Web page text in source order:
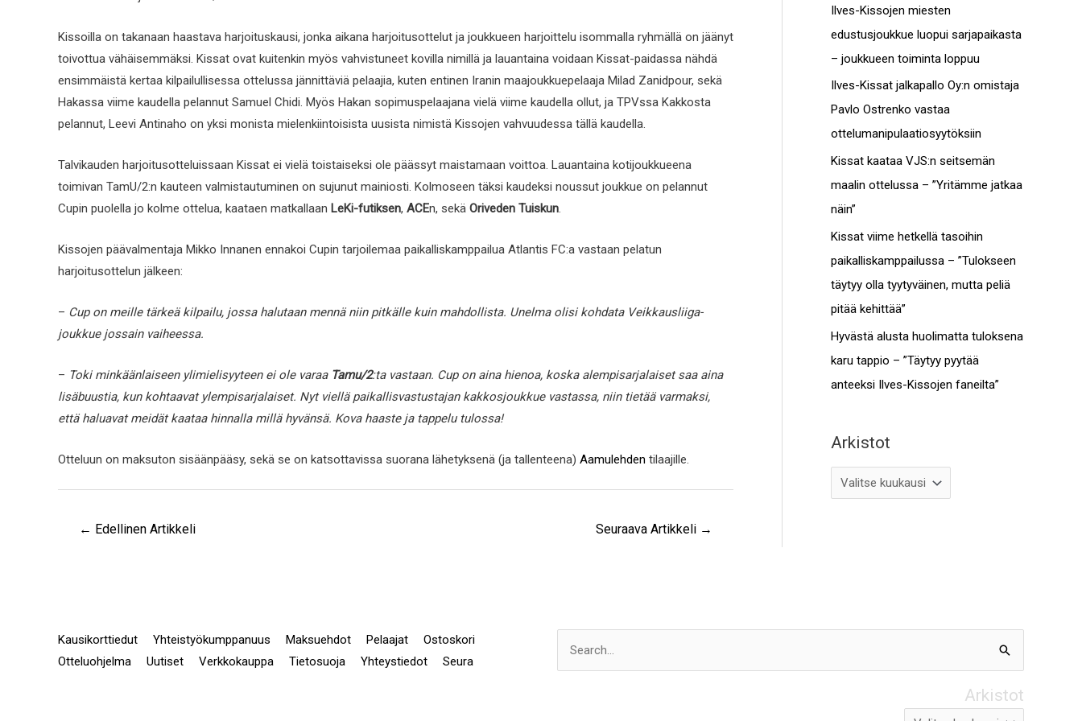
Kissoilla on takanaan haastava harjoituskausi, jonka aikana harjoitusottelut ja joukkueen harjoittelu isommalla ryhmällä on jäänyt
toivottua vähäisemmäksi. Kissat ovat kuitenkin myös vahvistuneet kovilla nimillä ja lauantaina voidaan Kissat-paidassa nähdä
ensimmäistä kertaa kilpailullisessa ottelussa jännittäviä pelaajia, kuten entinen Iranin maajoukkuepelaaja Milad Zanidpour, sekä
Hakassa viime kaudella pelannut Samuel Chidi. Myös Hakan sopimuspelaajana vielä viime kaudella ollut, ja TPVssa Kakkosta
pelannut, Leevi Antinaho on yksi monista mielenkiintoisista uusista nimistä Kissojen vahvuudessa tällä kaudella.
Talvikauden harjoitusotteluissaan Kissat ei vielä toistaiseksi ole päässyt maistamaan voittoa. Lauantaina kotijoukkueena
toimivan TamU/2:n kauteen valmistautuminen on sujunut mainiosti. Kolmoseen täksi kaudeksi noussut joukkue on pelannut
Cupin puolella jo kolme ottelua, kaataen matkallaan LeKi-futiksen, ACEn, sekä Oriveden Tuiskun.
Kissojen päävalmentaja Mikko Innanen ennakoi Cupin tarjoilemaa paikalliskamppailua Atlantis FC:a vastaan pelatun
harjoitusottelun jälkeen:
– Cup on meille tärkeä kilpailu, jossa halutaan mennä niin pitkälle kuin mahdollista. Unelma olisi kohdata Veikkausliiga-
joukkue jossain vaiheessa.
– Toki minkäänlaiseen ylimielisyyteen ei ole varaa Tamu/2:ta vastaan. Cup on aina hienoa, koska alempisarjalaiset saa aina
lisäbuustia, kun kohtaavat ylempisarjalaiset. Nyt viellä paikallisvastustajan kakkosjoukkue vastassa, niin tietää varmaksi,
että haluavat meidät kaataa hinnalla millä hyvänsä. Kova haaste ja tappelu tulossa!
Otteluun on maksuton sisäänpääsy, sekä se on katsottavissa suorana lähetyksenä (ja tallenteena) Aamulehden tilaajille.
← Edellinen Artikkeli Seuraava Artikkeli →
c
h
f
o
r
Ilves-Kissojen miesten
edustusjoukkue luopui sarjapaikasta
– joukkueen toiminta loppuu
Ilves-Kissat jalkapallo Oy:n omistaja
Pavlo Ostrenko vastaa
ottelumanipulaatiosyytöksiin
Kissat kaataa VJS:n seitsemän
maalin ottelussa – ”Yritämme jatkaa
näin”
Kissat viime hetkellä tasoihin
paikalliskamppailussa – ”Tulokseen
täytyy olla tyytyväinen, mutta peliä
pitää kehittää”
Hyvästä alusta huolimatta tuloksena
karu tappio – ”Täytyy pyytää
anteeksi Ilves-Kissojen faneilta”
Arkistot
t
o
Kausikorttiedut Yhteistyökumppanuus Maksuehdot Pelaajat
Ostoskori
Otteluohjelma
Uutiset Verkkokauppa Tietosuoja Yhteystiedot Seura
Search
for:
Arkistot